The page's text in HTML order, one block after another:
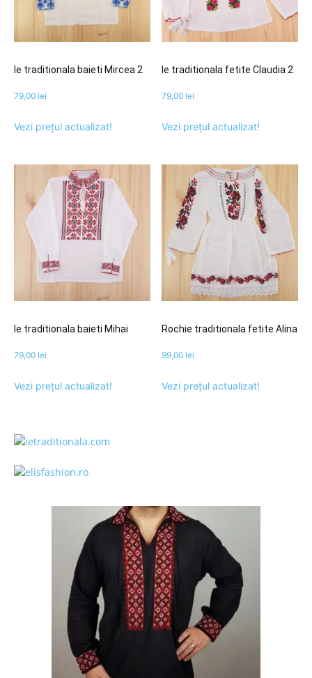
Ie traditionala baieti Mircea 2
79,00 lei
Vezi prețul actualizat!
Ie traditionala fetite Claudia 2
79,00 lei
Vezi prețul actualizat!
Ie traditionala baieti Mihai
79,00 lei
Vezi prețul actualizat!
Rochie traditionala fetite Alina
99,00 lei
Vezi prețul actualizat!